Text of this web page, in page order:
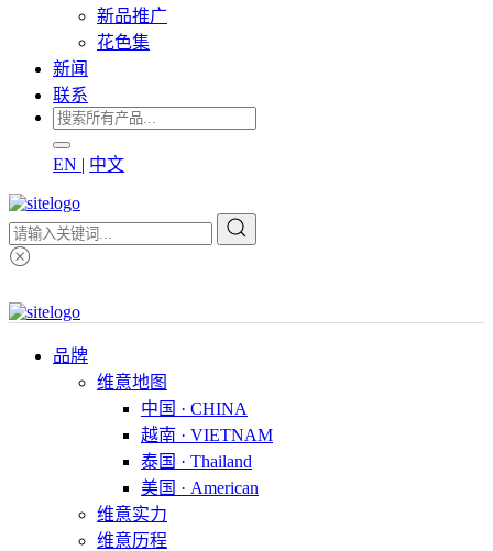
新品推广
花色集
新闻
联系
EN | 中文
品牌
维意地图
中国 · CHINA
越南 · VIETNAM
泰国 · Thailand
美国 · American
维意实力
维意历程